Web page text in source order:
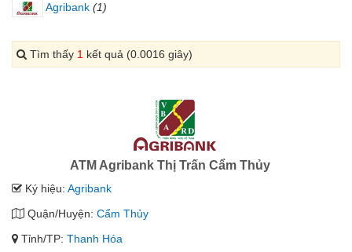
Agribank (1)
Tìm thấy 1 kết quả (0.0016 giây)
ATM Agribank Thị Trấn Cẩm Thủy
Ký hiệu: Agribank
Quận/Huyện: Cẩm Thủy
Tỉnh/TP: Thanh Hóa